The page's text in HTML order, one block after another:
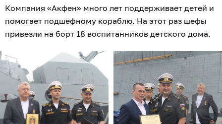
Компания «Акфен» много лет поддерживает детей и
помогает подшефному кораблю. На этот раз шефы
привезли на борт 18 воспитанников детского дома.